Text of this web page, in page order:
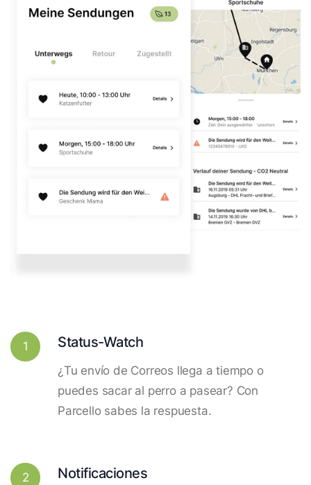
1 Status-Watch
¿Tu envío de Correos llega a tiempo o
puedes sacar al perro a pasear? Con
Parcello sabes la respuesta.
2 Notificaciones